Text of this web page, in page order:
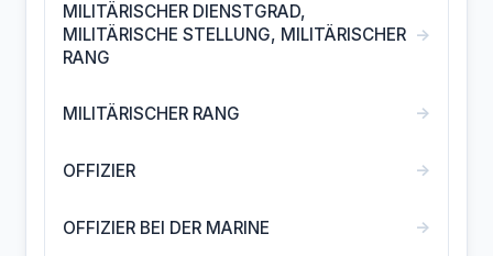
MILITÄRISCHER DIENSTGRAD,
MILITÄRISCHE STELLUNG, MILITÄRISCHER
RANG
→
MILITÄRISCHER RANG →
OFFIZIER →
OFFIZIER BEI DER MARINE →